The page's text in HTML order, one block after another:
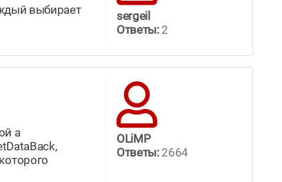
выбирает
sergeil
Ответы:2
а
OLiMP
Ответы:2664